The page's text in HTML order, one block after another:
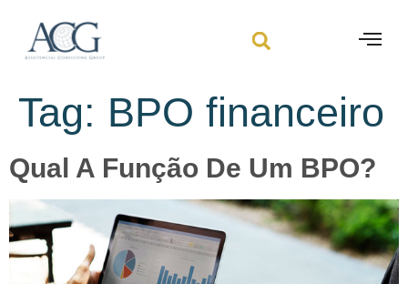
Tag: BPO financeiro
Qual A Função De Um BPO?